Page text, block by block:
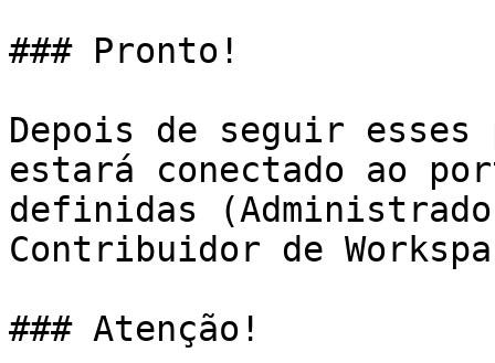
### Pronto!
Depois de seguir
estará conectado ao
definidas
Contribuidor de
### Atenção!